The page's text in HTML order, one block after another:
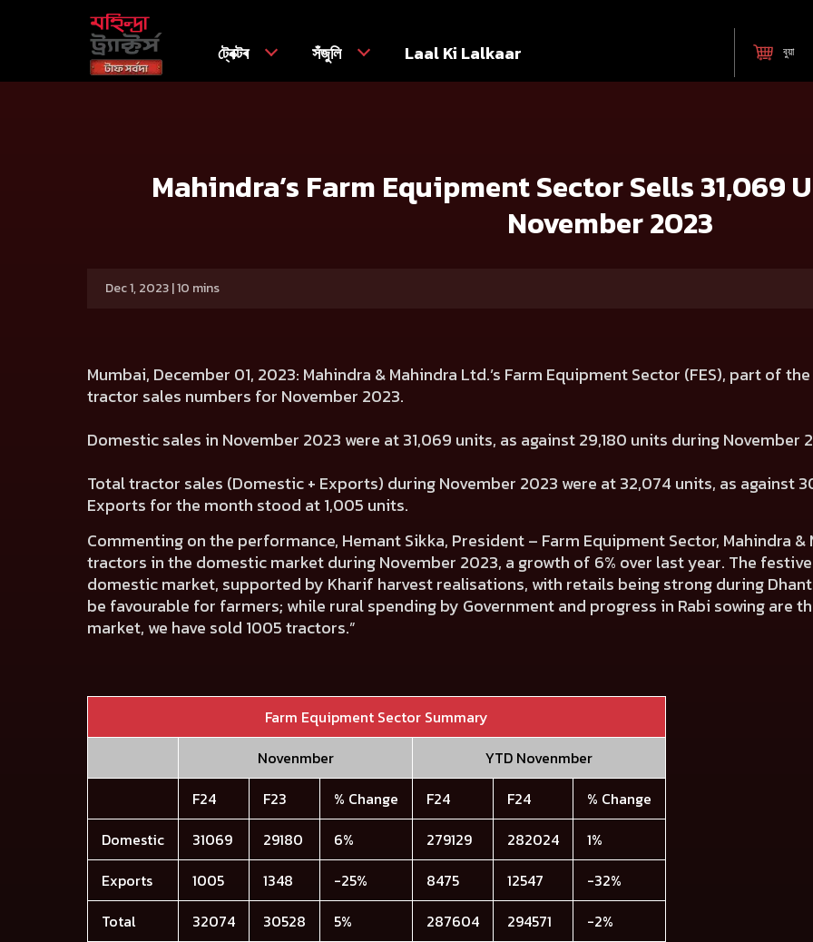
ট্ৰেক্টৰ সঁজুলি Laal Ki Lalkaar বুয়া
Mahindra’s Farm Equipment Sector Sells
November 2023
Dec 1, 2023 | 10 mins
Mumbai, December 01, 2023: Mahindra & Mahindra Ltd.’s Farm Equipment Sector (FES), part of
tractor sales numbers for November 2023.
Domestic sales in November 2023 were at 31,069 units, as against 29,180 units during
Total tractor sales (Domestic + Exports) during November 2023 were at 32,074 units, as against
Exports for the month stood at 1,005 units.
Commenting on the performance, Hemant Sikka, President – Farm Equipment Sector, Mahindra &
tractors in the domestic market during November 2023, a growth of 6% over last year. The
domestic market, supported by Kharif harvest realisations, with retails being strong during
be favourable for farmers; while rural spending by Government and progress in Rabi sowing are
market, we have sold 1005 tractors.”
Farm Equipment Sector Summary
Novenmber
YTD Novenmber
F24
F23 % Change F24 F24
% Change
Domestic
31069 29180 6% 279129 282024
1%
Exports
1005 1348 -25% 8475 12547
-32%
Total
32074 30528 5% 287604 294571 -2%